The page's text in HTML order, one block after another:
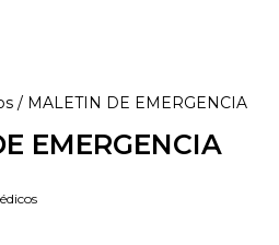
/ MALETIN DE EMERGENCIA
EMERGENCIA